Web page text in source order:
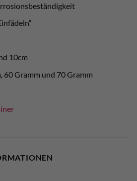
10cm
60 Gramm und 70 Gramm